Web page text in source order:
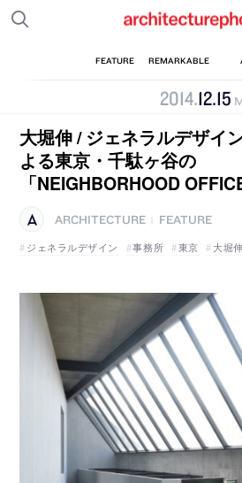
2014.12.15
大堀伸 / ジェネラルデザイ
よる東京・千駄ヶ谷の
「NEIGHBORHOOD
ARCHITECTURE
FEATURE
ジェネラルデザイン
事務所 東京 大堀伸